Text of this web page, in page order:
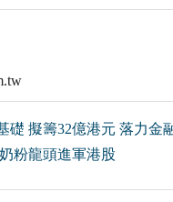
擬籌32億港元 落力金
粉龍頭進軍港股